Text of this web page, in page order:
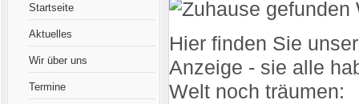
Startseite
Aktuelles
Wir über uns
Termine
Hier finden Sie
Anzeige - sie alle
Welt noch träumen: